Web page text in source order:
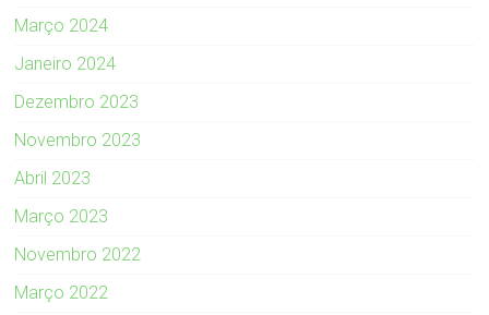
Março 2024
Janeiro 2024
Dezembro 2023
Novembro 2023
Abril 2023
Março 2023
Novembro 2022
Março 2022